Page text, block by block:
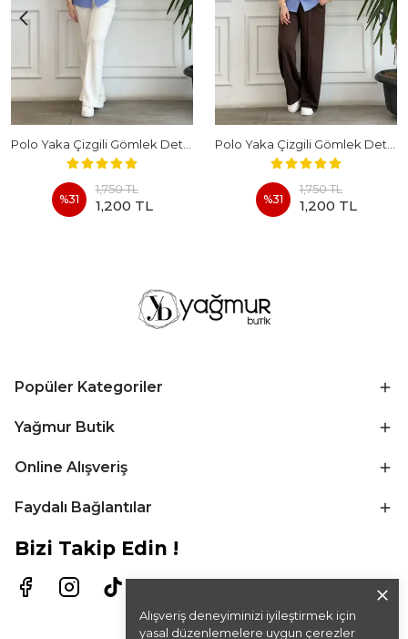
Alışveriş deneyiminizi iyileştirmek için
yasal düzenlemelere uygun çerezler
%31
1,750 TL
1,200 TL %31
1,750 TL
1,200 TL
Popüler Kategoriler
Yağmur Butik
Online Alışveriş
Faydalı Bağlantılar
Bizi Takip Edin !